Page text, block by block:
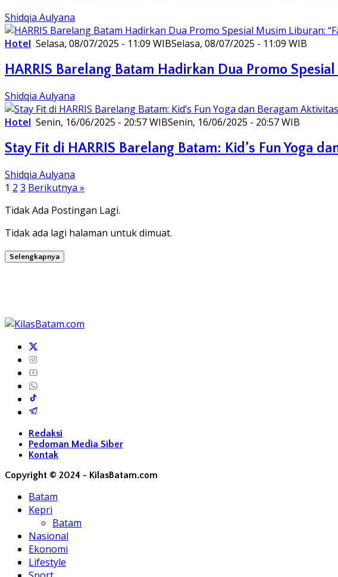
Shidqia Aulyana
Hotel Selasa, 08/07/2025 - 11:09 WIBSelasa, 08/07/2025 - 11:09 WIB
HARRIS Barelang Batam Hadirkan Dua Promo
Shidqia Aulyana
Hotel Senin, 16/06/2025 - 20:57 WIBSenin, 16/06/2025 - 20:57 WIB
Stay Fit di HARRIS Barelang Batam: Kid’s Fun Yoga
Shidqia Aulyana
Paginasi
pos
1 2 3 Berikutnya »
Tidak Ada Postingan Lagi.
Tidak ada lagi halaman untuk dimuat.
Selengkapnya
Redaksi
Pedoman Media Siber
Kontak
Copyright © 2024 - KilasBatam.com
Batam
Kepri
Batam
Nasional
Ekonomi
Lifestyle